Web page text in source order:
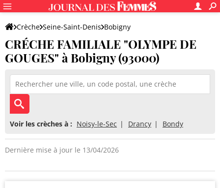
Crèche Seine-Saint-Denis Bobigny
CRÉCHE FAMILIALE "OLYMPE DE GOUGES"
CRÉCHE FAMILIALE "OLYMPE DE
GOUGES" à Bobigny (93000)
Voir les crèches à : Noisy-le-Sec Drancy Bondy
Dernière mise à jour le 13/04/2026